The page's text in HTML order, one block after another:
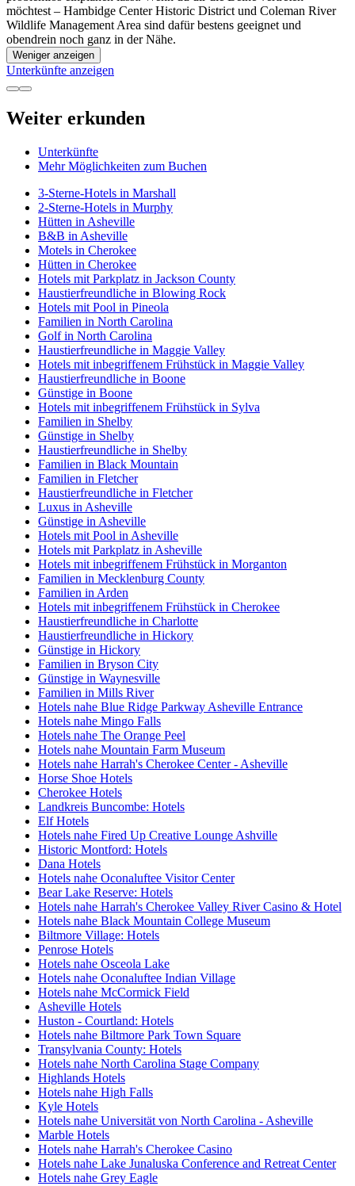
möchtest – Hambidge Center Historic District und Coleman River
Wildlife Management Area sind dafür bestens geeignet und
obendrein noch ganz in der Nähe.
Weniger anzeigen
Unterkünfte anzeigen
Weiter erkunden
Unterkünfte
Mehr Möglichkeiten zum Buchen
3-Sterne-Hotels in Marshall
2-Sterne-Hotels in Murphy
Hütten in Asheville
B&B in Asheville
Motels in Cherokee
Hütten in Cherokee
Hotels mit Parkplatz in Jackson County
Haustierfreundliche in Blowing Rock
Hotels mit Pool in Pineola
Familien in North Carolina
Golf in North Carolina
Haustierfreundliche in Maggie Valley
Hotels mit inbegriffenem Frühstück in Maggie Valley
Haustierfreundliche in Boone
Günstige in Boone
Hotels mit inbegriffenem Frühstück in Sylva
Familien in Shelby
Günstige in Shelby
Haustierfreundliche in Shelby
Familien in Black Mountain
Familien in Fletcher
Haustierfreundliche in Fletcher
Luxus in Asheville
Günstige in Asheville
Hotels mit Pool in Asheville
Hotels mit Parkplatz in Asheville
Hotels mit inbegriffenem Frühstück in Morganton
Familien in Mecklenburg County
Familien in Arden
Hotels mit inbegriffenem Frühstück in Cherokee
Haustierfreundliche in Charlotte
Haustierfreundliche in Hickory
Günstige in Hickory
Familien in Bryson City
Günstige in Waynesville
Familien in Mills River
Hotels nahe Blue Ridge Parkway Asheville Entrance
Hotels nahe Mingo Falls
Hotels nahe The Orange Peel
Hotels nahe Mountain Farm Museum
Hotels nahe Harrah's Cherokee Center - Asheville
Horse Shoe Hotels
Cherokee Hotels
Landkreis Buncombe: Hotels
Elf Hotels
Hotels nahe Fired Up Creative Lounge Ashville
Historic Montford: Hotels
Dana Hotels
Hotels nahe Oconaluftee Visitor Center
Bear Lake Reserve: Hotels
Hotels nahe Harrah's Cherokee Valley River Casino & Hotel
Hotels nahe Black Mountain College Museum
Biltmore Village: Hotels
Penrose Hotels
Hotels nahe Osceola Lake
Hotels nahe Oconaluftee Indian Village
Hotels nahe McCormick Field
Asheville Hotels
Huston - Courtland: Hotels
Hotels nahe Biltmore Park Town Square
Transylvania County: Hotels
Hotels nahe North Carolina Stage Company
Highlands Hotels
Hotels nahe High Falls
Kyle Hotels
Hotels nahe Universität von North Carolina - Asheville
Marble Hotels
Hotels nahe Harrah's Cherokee Casino
Hotels nahe Lake Junaluska Conference and Retreat Center
Hotels nahe Grey Eagle